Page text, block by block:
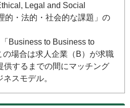
Legal and Social
的・法的・社会的な課題」の
Business to Business to
の場合は求人企業（B）が求職
供するまでの間にマッチング
スモデル。